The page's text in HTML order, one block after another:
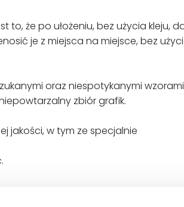
to, że po ułożeniu, bez użycia kleju,
je z miejsca na miejsce, bez
oraz niespotykanymi
zbiór grafik.
jakości, w tym ze specjalnie